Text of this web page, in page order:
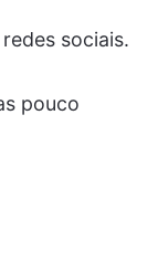
sociais.
pouco